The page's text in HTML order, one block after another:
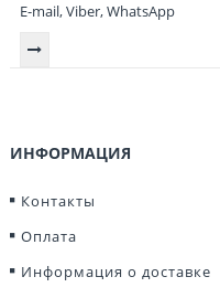
E-mail, Viber,WhatsApp
ИНФОРМАЦИЯ
Контакты
Оплата
Информация о доставке